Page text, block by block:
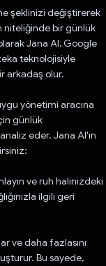
şeklinizi değiştirerek
niteliğinde bir günlük
Jana AI, Google
teknolojisiyle
arkadaş olur.
yönetimi aracına
günlük
eder. Jana AI'ın
ve ruh halinizdeki
ilgili geri
ve daha fazlasını
Bu sayede,